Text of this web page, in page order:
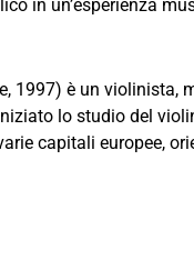
in un’esperienza
1997) è un
lo studio del
capitali europee,